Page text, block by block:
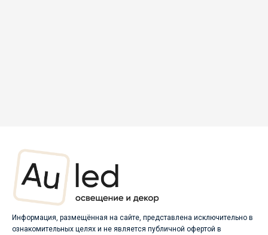
Информация, размещённая на сайте, представлена исключительно в
ознакомительных целях и не является публичной офертой в